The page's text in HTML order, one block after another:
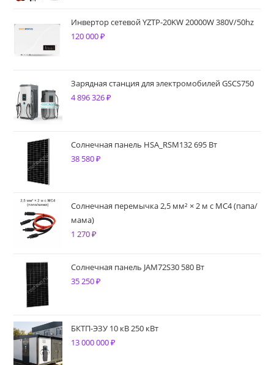
Инвертор сетевой YZTP-20KW 20000W 380V/50hz
120 000₽
Зарядная станция для электромобилей GSCS750
4 896 326₽
Солнечная панель HSA_RSM132 695 Вт
38 580₽
Солнечная перемычка 2,5 мм² × 2 м с MC4 (папа/
мама)
1 270₽
Солнечная панель JAM72S30 580 Вт
35 250₽
БКТП-ЭЗУ 10 кВ 250 кВт
13 000 000₽